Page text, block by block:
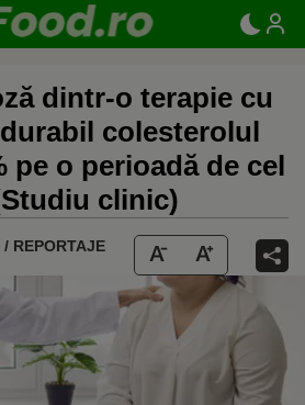
dintr-o terapie cu
colesterolul
pe o perioadă de cel
clinic)
REPORTAJE